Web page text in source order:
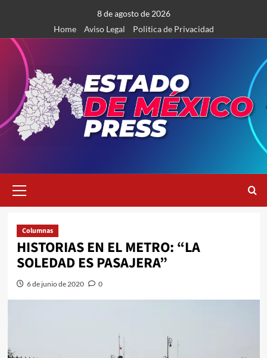
contenido
8 de agosto de 2026
Home
Aviso Legal Politica de Privacidad
primario
Columnas
HISTORIAS EN EL METRO: “LA
SOLEDAD ES PASAJERA”
6 de junio de 2020 0